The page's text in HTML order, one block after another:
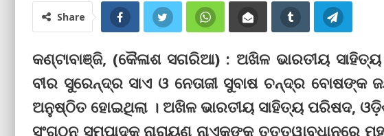
Share
କଣ୍ଟାବାଞ୍ଜି, (କୈଳାଶ ସଗରିଆ) : ଅଖିଳ ଭାରତୀୟ
ବୀର ସୁରେନ୍ଦ୍ର ସାଏ ଓ ନେତାଜୀ ସୁବାଷ ଚନ୍ଦ୍ର ବୋଷଙ୍କ
ଅନୁଷ୍ଠିତ ହୋଇଥିଲା । ଅଖିଳ ଭାରତୀୟ ସାହିତ୍ୟ ପରିଷଦ,
ସଂଗଠନ ସମ୍ପାଦକ ନାରାୟଣ ନାଏକଙ୍କ ତତ୍ତ୍ୱାବଧାନରେ